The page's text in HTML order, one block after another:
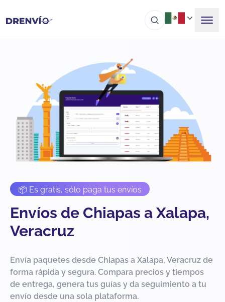
📦 Es gratis, sólo paga tus envíos
Envíos de Chiapas a Xalapa,
Veracruz
Envía paquetes desde Chiapas a Xalapa, Veracruz de
forma rápida y segura. Compara precios y tiempos
de entrega, genera tus guías y da seguimiento a tu
envío desde una sola plataforma.